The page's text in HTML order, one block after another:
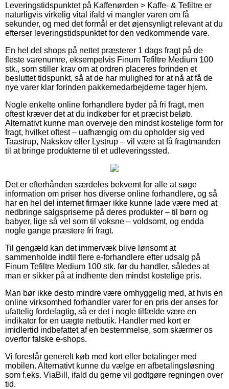
Leveringstidspunktet på Kaffenørden > Kaffe- & Tefiltre er
naturligvis virkelig vital ifald vi mangler varen om få
sekunder, og med det formål er det øjensynligt relevant at du
efterser leveringstidspunktet for den vedkommende vare.
En hel del shops på nettet præsterer 1 dags fragt på de
fleste varenumre, eksempelvis Finum Tefiltre Medium 100
stk., som stiller krav om at ordren placeres forinden et
besluttet tidspunkt, så at de har mulighed for at nå at få de
nye varer klar forinden pakkemedarbejderne tager hjem.
Nogle enkelte online forhandlere byder på fri fragt, men
oftest kræver det at du indkøber for et præcist beløb.
Alternativt kunne man overveje den mindst kostelige form for
fragt, hvilket oftest – uafhængig om du opholder sig ved
Taastrup, Nakskov eller Lystrup – vil være at få fragtmanden
til at bringe produkterne til et udleveringssted.
Det er efterhånden særdeles bekvemt for alle at søge
information om priser hos diverse online forhandlere, og så
har en hel del internet firmaer ikke kunne lade være med at
nedbringe salgspriserne på deres produkter – til børn og
babyer, lige så vel som til voksne – voldsomt, og endda
nogle gange præstere fri fragt.
Til gengæld kan det immervæk blive lønsomt at
sammenholde indtil flere e-forhandlere efter udsalg på
Finum Tefiltre Medium 100 stk. før du handler, således at
man er sikker på at indhente den mindst kostelige pris.
Man bør ikke desto mindre være omhyggelig med, at hvis en
online virksomhed forhandler varer for en pris der anses for
ufattelig fordelagtig, så er det i nogle tilfælde være en
indikator for en uægte netbutik. Handler med kort er
imidlertid indbefattet af en bestemmelse, som skærmer os
overfor falske e-shops.
Vi foreslår generelt køb med kort eller betalinger med
mobilen. Alternativt kunne du vælge en afbetalingsløsning
som f.eks. ViaBill, ifald du gerne vil godtgøre regningen over
tid.